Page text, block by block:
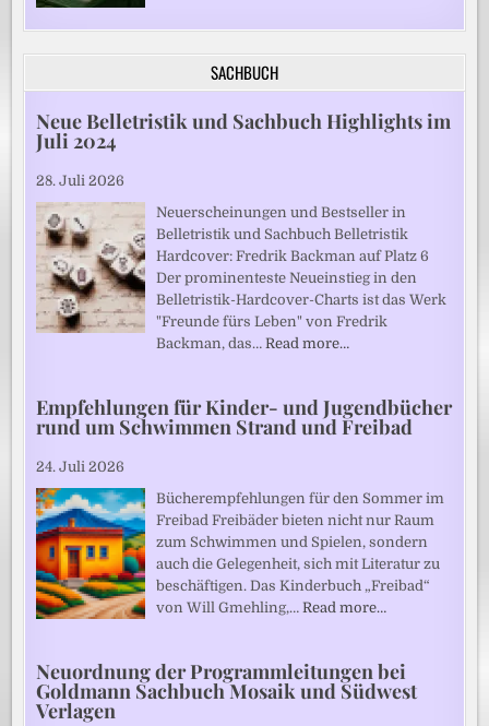
SACHBUCH
Neue Belletristik und Sachbuch Highlights im
Juli 2024
28. Juli 2026
Neuerscheinungen und Bestseller in
Belletristik und Sachbuch Belletristik
Hardcover: Fredrik Backman auf Platz 6
Der prominenteste Neueinstieg in den
Belletristik-Hardcover-Charts ist das Werk
"Freunde fürs Leben" von Fredrik
Backman, das…Read more…
Empfehlungen für Kinder- und Jugendbücher
rund um Schwimmen Strand und Freibad
24. Juli 2026
Bücherempfehlungen für den Sommer im
Freibad Freibäder bieten nicht nur Raum
zum Schwimmen und Spielen, sondern
auch die Gelegenheit, sich mit Literatur zu
beschäftigen. Das Kinderbuch „Freibad“
von Will Gmehling,…Read more…
Neuordnung der Programmleitungen bei
Goldmann Sachbuch Mosaik und Südwest
Verlagen